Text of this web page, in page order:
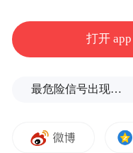
《行政处罚事先
打开
最危险信号出现！全球能源大动脉岌岌可危